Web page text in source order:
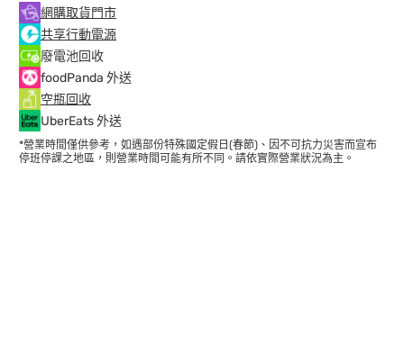
網購取貨門市
共享行動電源
廢電池回收
foodPanda 外送
空瓶回收
UberEats 外送
*營業時間僅供參考，如遇部份特殊國定假日(春節)、因不可抗力災害而宣布
停班停課之地區，則營業時間可能有所不同。請依實際營業狀況為主。